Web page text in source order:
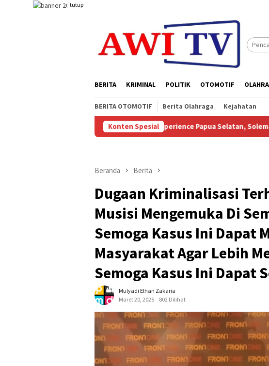
tutup
BERITA KRIMINAL POLITIK OTOMOTIF
BERITA OTOMOTIF Berita Olahraga Kejahatan
Konten Spesial
Digelar Experience Papua Selatan, Soleman Jambormias ; Acara
Beranda Berita
Dugaan Kriminalisasi
Musisi Mengemuka Di
Semoga Kasus Ini Dapat
Masyarakat Agar Lebih
Semoga Kasus Ini Dapat
Mulyadi Elhan Zakaria
Maret 20, 2025
802 Dilihat